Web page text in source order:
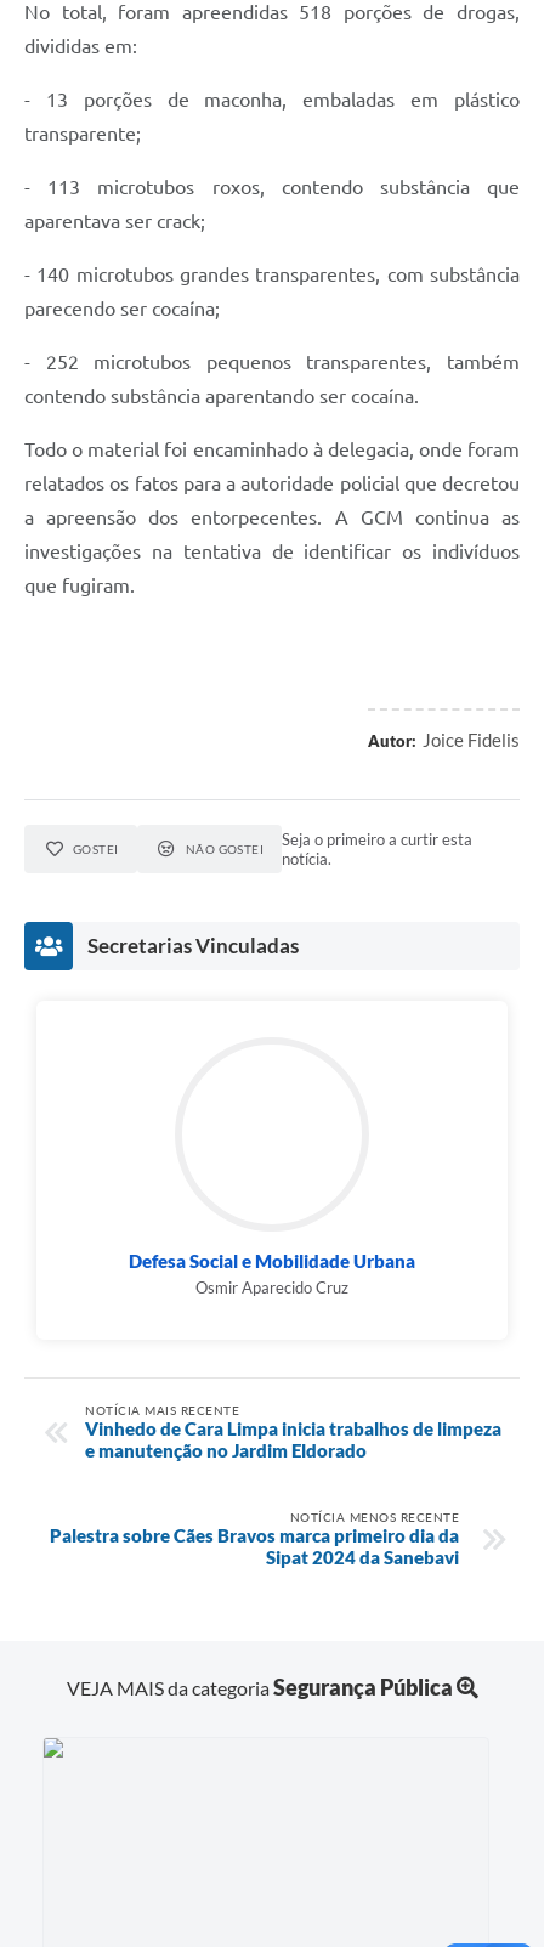
Links Úteis
No total, foram apreendidas 518 porções de drogas,
divididas em:
- 13 porções de maconha, embaladas em plástico
transparente;
- 113 microtubos roxos, contendo substância que
aparentava ser crack;
- 140 microtubos grandes transparentes, com substância
parecendo ser cocaína;
- 252 microtubos pequenos transparentes, também
contendo substância aparentando ser cocaína.
Todo o material foi encaminhado à delegacia, onde foram
relatados os fatos para a autoridade policial que decretou
a apreensão dos entorpecentes. A GCM continua as
investigações na tentativa de identificar os indivíduos
que fugiram.
Autor: Joice Fidelis
GOSTEI NÃO GOSTEI
Seja o primeiro a curtir esta
notícia.
Secretarias Vinculadas
Defesa Social e Mobilidade Urbana
Osmir Aparecido Cruz
NOTÍCIA MAIS RECENTE
Vinhedo de Cara Limpa inicia trabalhos de limpeza
e manutenção no Jardim Eldorado
NOTÍCIA MENOS RECENTE
Palestra sobre Cães Bravos marca primeiro dia da
Sipat 2024 da Sanebavi
VEJA MAIS da categoriaSegurança Pública